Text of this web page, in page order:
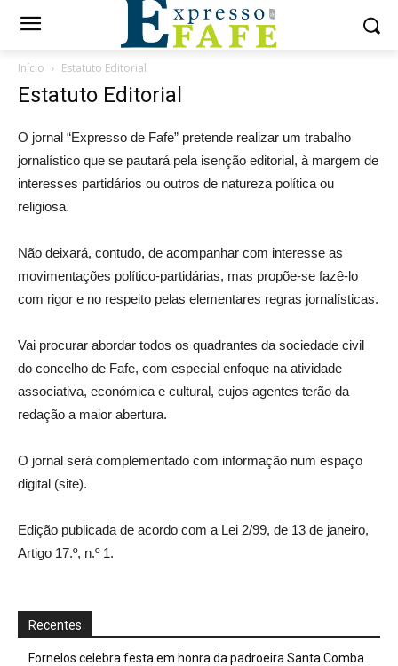
Início Estatuto Editorial
Estatuto Editorial
O jornal “Expresso de Fafe” pretende realizar um trabalho
jornalístico que se pautará pela isenção editorial, à margem de
interesses partidários ou outros de natureza política ou
religiosa.
Não deixará, contudo, de acompanhar com interesse as
movimentações político-partidárias, mas propõe-se fazê-lo
com rigor e no respeito pelas elementares regras jornalísticas.
Vai procurar abordar todos os quadrantes da sociedade civil
do concelho de Fafe, com especial enfoque na atividade
associativa, económica e cultural, cujos agentes terão da
redação a maior abertura.
O jornal será complementado com informação num espaço
digital (site).
Edição publicada de acordo com a Lei 2/99, de 13 de janeiro,
Artigo 17.º, n.º 1.
Recentes
Fornelos celebra festa em honra da padroeira Santa Comba